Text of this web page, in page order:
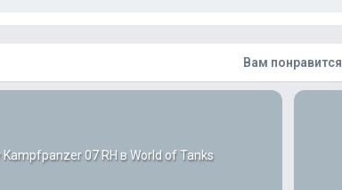
Вам понравится
Kampfpanzer 07 RH в World of Tanks